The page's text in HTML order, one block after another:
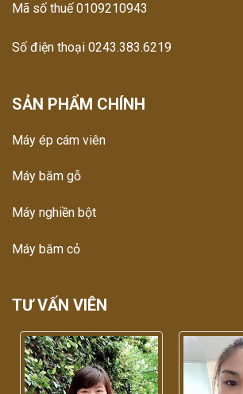
Mã số thuế 0109210943
Số điện thoại 0243.383.6219
SẢN PHẨM CHÍNH
Máy ép cám viên
Máy băm gỗ
Máy nghiền bột
Máy băm cỏ
TƯ VẤN VIÊN